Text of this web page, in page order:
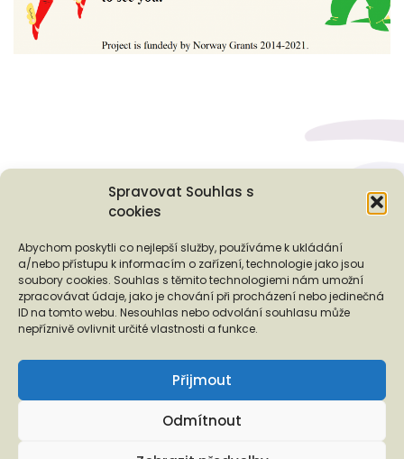
Spravovat Souhlas s
cookies
Abychom poskytli co nejlepší služby, používáme k ukládání
a/nebo přístupu k informacím o zařízení, technologie jako jsou
soubory cookies. Souhlas s těmito technologiemi nám umožní
zpracovávat údaje, jako je chování při procházení nebo jedinečná
ID na tomto webu. Nesouhlas nebo odvolání souhlasu může
nepříznivě ovlivnit určité vlastnosti a funkce.
Přijmout
Odmítnout
Podporují nás...
❬ ❭